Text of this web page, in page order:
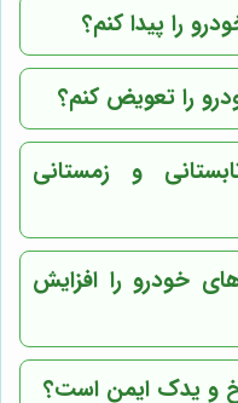
را پیدا کنم؟
را تعویض کنم؟
و زمستانی
خودرو را افزایش
و یدک ایمن است؟